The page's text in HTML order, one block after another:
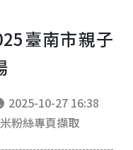
臺南市親子
2025-10-27 16:38
粉絲專頁擷取